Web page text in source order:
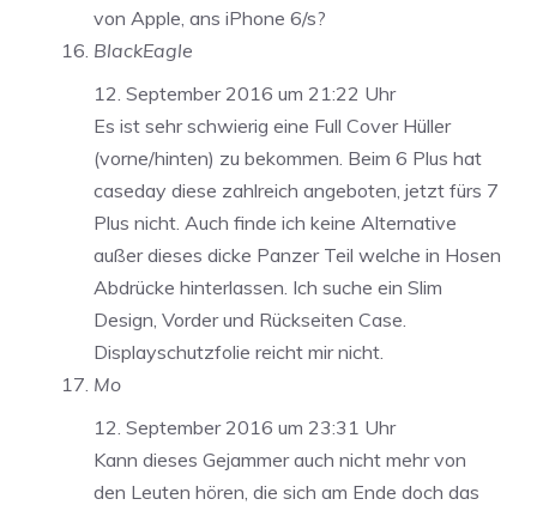
von Apple, ans iPhone 6/s?
BlackEagle
12. September 2016 um 21:22 Uhr
Es ist sehr schwierig eine Full Cover Hüller
(vorne/hinten) zu bekommen. Beim 6 Plus hat
caseday diese zahlreich angeboten, jetzt fürs 7
Plus nicht. Auch finde ich keine Alternative
außer dieses dicke Panzer Teil welche in Hosen
Abdrücke hinterlassen. Ich suche ein Slim
Design, Vorder und Rückseiten Case.
Displayschutzfolie reicht mir nicht.
Mo
12. September 2016 um 23:31 Uhr
Kann dieses Gejammer auch nicht mehr von
den Leuten hören, die sich am Ende doch das